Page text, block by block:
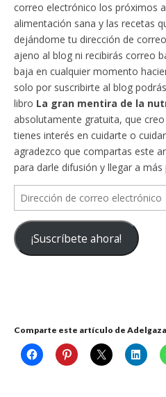
correo electrónico los próximos
alimentación sana y las recetas
dejándome tu dirección de
ajeno al blog ni recibirás correo
baja en cualquier momento
solo por suscribirte al blog
libro La gran mentira de la
absolutamente gratuita, que
tienes interés en cuidarte o
agradezco que compartas este
para darle difusión y llegar a más
Dirección
de
correo
electrónico
¡Suscríbete ahora!
Comparte este artículo de